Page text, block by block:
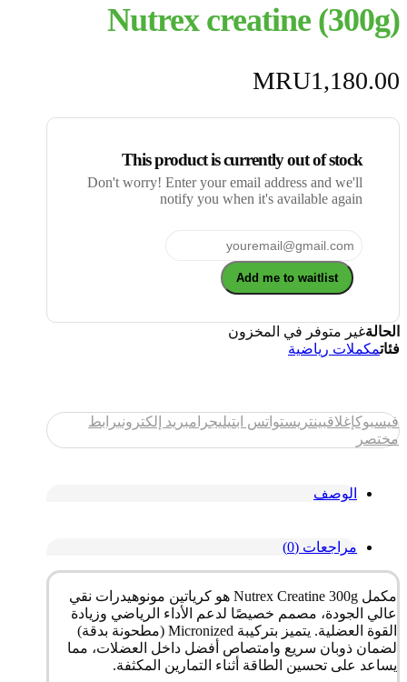
Nutrex creatine (300g)
MRU1,180.00
This product is currently out of stock
Don't worry! Enter your email address and we'll
notify you when it's available again
Add me to waitlist
الحالةغير متوفر في المخزون
فئاتمكملات رياضية
فيسبوكإغلاقبينتريستواتس ابتيليجرامبريد إلكترونيرابط
مختصر
الوصف
مراجعات (0)
مكمل Nutrex Creatine 300g هو كرياتين مونوهيدرات نقي
عالي الجودة، مصمم خصيصًا لدعم الأداء الرياضي وزيادة
القوة العضلية. يتميز بتركيبة Micronized (مطحونة بدقة)
لضمان ذوبان سريع وامتصاص أفضل داخل العضلات، مما
يساعد على تحسين الطاقة أثناء التمارين المكثفة.